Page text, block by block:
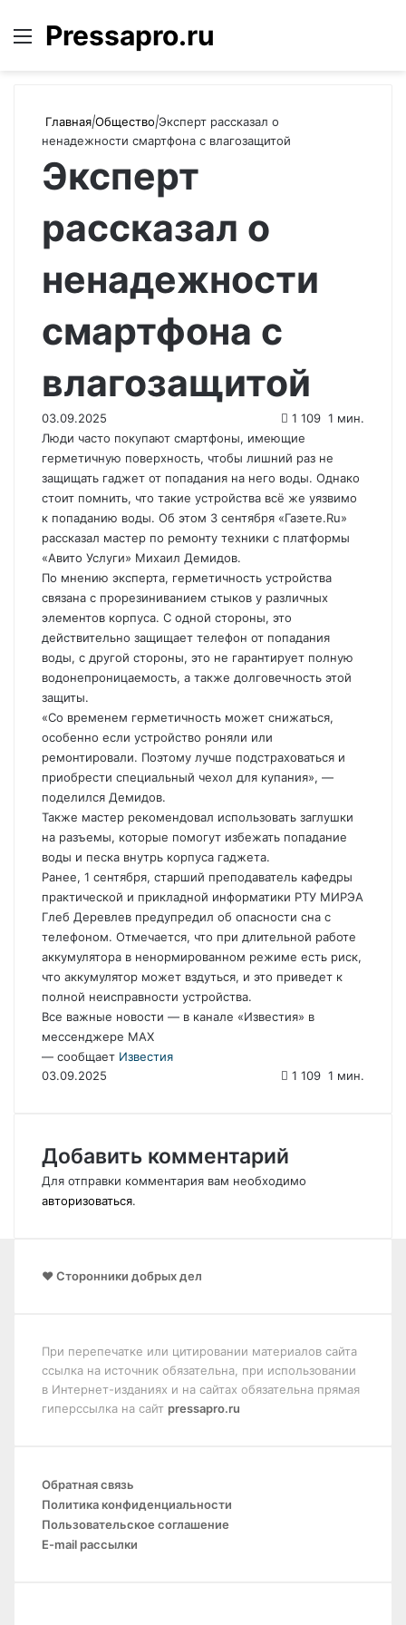
Меню
Pressapro.ru
Главная|Общество|Эксперт рассказал о
ненадежности смартфона с влагозащитой
Эксперт
рассказал о
ненадежности
смартфона с
влагозащитой
03.09.2025 1 109 1 мин.
Люди часто покупают смартфоны, имеющие
герметичную поверхность, чтобы лишний раз не
защищать гаджет от попадания на него воды. Однако
стоит помнить, что такие устройства всё же уязвимо
к попаданию воды. Об этом 3 сентября «Газете.Ru»
рассказал мастер по ремонту техники с платформы
«Авито Услуги» Михаил Демидов.
По мнению эксперта, герметичность устройства
связана с прорезиниванием стыков у различных
элементов корпуса. С одной стороны, это
действительно защищает телефон от попадания
воды, с другой стороны, это не гарантирует полную
водонепроницаемость, а также долговечность этой
защиты.
«Со временем герметичность может снижаться,
особенно если устройство роняли или
ремонтировали. Поэтому лучше подстраховаться и
приобрести специальный чехол для купания», —
поделился Демидов.
Также мастер рекомендовал использовать заглушки
на разъемы, которые помогут избежать попадание
воды и песка внутрь корпуса гаджета.
Ранее, 1 сентября, старший преподаватель кафедры
практической и прикладной информатики РТУ МИРЭА
Глеб Деревлев предупредил об опасности сна с
телефоном. Отмечается, что при длительной работе
аккумулятора в ненормированном режиме есть риск,
что аккумулятор может вздуться, и это приведет к
полной неисправности устройства.
Все важные новости — в канале «Известия» в
мессенджере МАХ
— сообщает Известия
03.09.2025
1 109 1 мин.
Добавить комментарий
Для отправки комментария вам необходимо
авторизоваться.
❤️ Сторонники добрых дел
При перепечатке или цитировании материалов сайта
ссылка на источник обязательна, при использовании
в Интернет-изданиях и на сайтах обязательна прямая
гиперссылка на сайт pressapro.ru
Обратная связь
Политика конфиденциальности
Пользовательское соглашение
E-mail рассылки